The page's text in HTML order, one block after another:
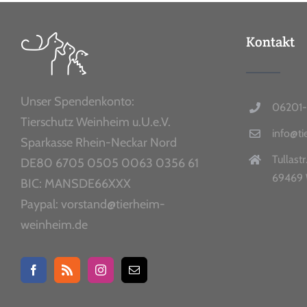
Unser Spendenkonto:
Tierschutz Weinheim u.U.e.V.
Sparkasse Rhein-Neckar Nord
DE80 6705 0505 0063 0356 61
BIC: MANSDE66XXX
Paypal: vorstand@tierheim-
weinheim.de
Kontakt
69469